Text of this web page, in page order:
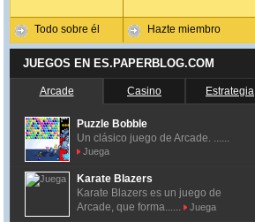
Todo sobre él Hazte miembro
JUEGOS EN ES.PAPERBLOG.COM
Arcade Casino Estrategia
Puzzle Bobble
Un clásico juego de Arcade. ......
Juega
Karate Blazers
Karate Blazers es un juego de
Arcade, que forma......
Juega